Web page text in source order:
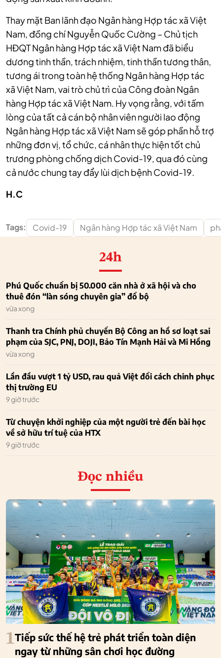
Thay mặt Ban lãnh đạo Ngân hàng Hợp tác xã Việt
Nam, đồng chí Nguyễn Quốc Cường – Chủ tịch
HĐQT Ngân hàng Hợp tác xã Việt Nam đã biểu
dương tinh thần, trách nhiệm, tinh thần tương thân,
tương ái trong toàn hệ thống Ngân hàng Hợp tác
xã Việt Nam, vai trò chủ trì của Công đoàn Ngân
hàng Hợp tác xã Việt Nam. Hy vọng rằng, với tấm
lòng của tất cả cán bộ nhân viên người lao động
Ngân hàng Hợp tác xã Việt Nam sẽ góp phần hỗ trợ
những đơn vị, tổ chức, cá nhân thực hiện tốt chủ
trương phòng chống dịch Covid-19, qua đó cùng
cả nước chung tay đẩy lùi dịch bệnh Covid-19.
H.C
Tags: Covid-19 Ngân hàng Hợp tác xã Việt Nam
24h
Phú Quốc chuẩn bị 50.000 căn nhà ở xã hội và cho
thuê đón “làn sóng chuyên gia” đổ bộ
vừa xong
Thanh tra Chính phủ chuyển Bộ Công an hồ sơ loạt sai
phạm của SJC, PNJ, DOJI, Bảo Tín Mạnh Hải và Mi Hồng
vừa xong
Lần đầu vượt 1 tỷ USD, rau quả Việt đổi cách chinh phục
thị trường EU
9 giờ trước
Từ chuyện khởi nghiệp của một người trẻ đến bài học
về sở hữu trí tuệ của HTX
9 giờ trước
Đọc nhiều
1Tiếp sức thế hệ trẻ phát triển toàn diện
ngay từ những sân chơi học đường